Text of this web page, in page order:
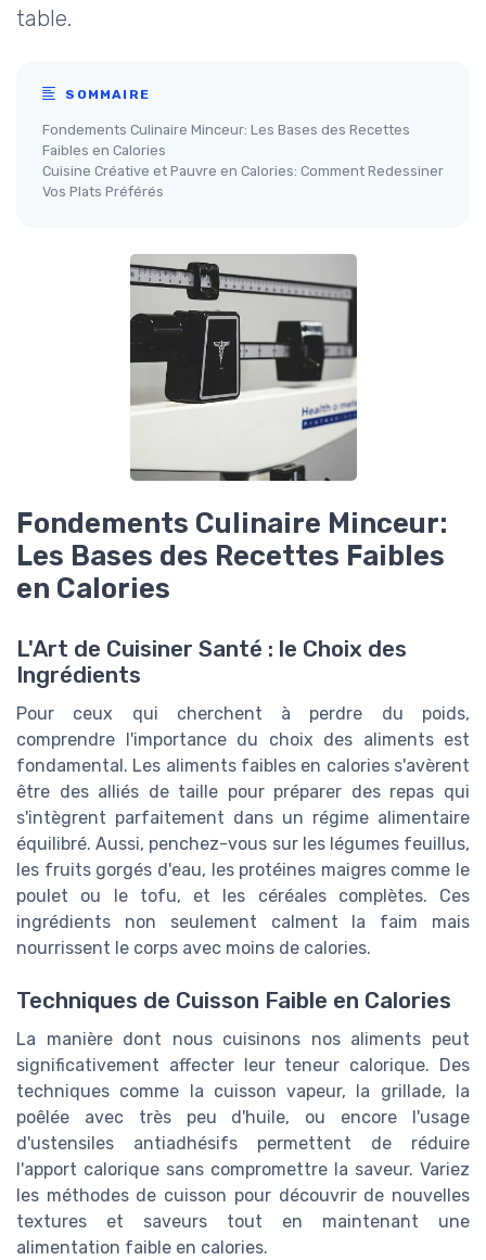
table.
SOMMAIRE
Fondements Culinaire Minceur: Les Bases des Recettes
Faibles en Calories
Cuisine Créative et Pauvre en Calories: Comment Redessiner
Vos Plats Préférés
Fondements Culinaire Minceur:
Les Bases des Recettes Faibles
en Calories
L'Art de Cuisiner Santé : le Choix des
Ingrédients
Pour ceux qui cherchent à perdre du poids,
comprendre l'importance du choix des aliments est
fondamental. Les aliments faibles en calories s'avèrent
être des alliés de taille pour préparer des repas qui
s'intègrent parfaitement dans un régime alimentaire
équilibré. Aussi, penchez-vous sur les légumes feuillus,
les fruits gorgés d'eau, les protéines maigres comme le
poulet ou le tofu, et les céréales complètes. Ces
ingrédients non seulement calment la faim mais
nourrissent le corps avec moins de calories.
Techniques de Cuisson Faible en Calories
La manière dont nous cuisinons nos aliments peut
significativement affecter leur teneur calorique. Des
techniques comme la cuisson vapeur, la grillade, la
poêlée avec très peu d'huile, ou encore l'usage
d'ustensiles antiadhésifs permettent de réduire
l'apport calorique sans compromettre la saveur. Variez
les méthodes de cuisson pour découvrir de nouvelles
textures et saveurs tout en maintenant une
alimentation faible en calories.